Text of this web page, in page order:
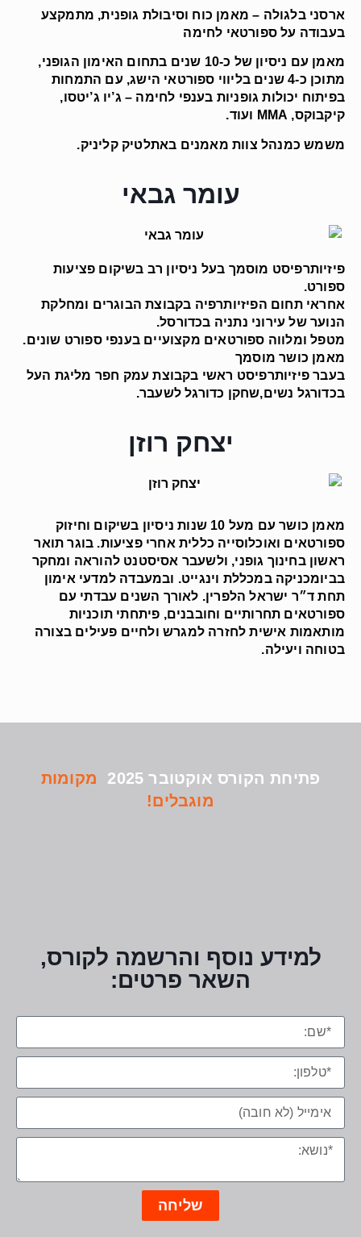
ארסני בלגולה – מאמן כוח וסיבולת גופנית, מתמקצע
בעבודה על ספורטאי לחימה
מאמן עם ניסיון של כ-10 שנים בתחום האימון הגופני,
מתוכן כ-4 שנים בליווי ספורטאי הישג, עם התמחות
בפיתוח יכולות גופניות בענפי לחימה – ג’יו ג’יטסו,
קיקבוקס, MMA ועוד.
משמש כמנהל צוות מאמנים באתלטיק קליניק.
עומר גבאי
פיזיותרפיסט מוסמך בעל ניסיון רב בשיקום פציעות
ספורט.
אחראי תחום הפיזיותרפיה בקבוצת הבוגרים ומחלקת
הנוער של עירוני נתניה בכדורסל.
מטפל ומלווה ספורטאים מקצועיים בענפי ספורט שונים.
מאמן כושר מוסמך
בעבר פיזיותרפיסט ראשי בקבוצת עמק חפר מליגת העל
בכדורגל נשים,שחקן כדורגל לשעבר.
יצחק רוזן
מאמן כושר עם מעל 10 שנות ניסיון בשיקום וחיזוק
ספורטאים ואוכלוסייה כללית אחרי פציעות. בוגר תואר
ראשון בחינוך גופני, ולשעבר אסיסטנט להוראה ומחקר
בביומכניקה במכללת וינגייט. ובמעבדה למדעי אימון
תחת ד״ר ישראל הלפרין. לאורך השנים עבדתי עם
ספורטאים תחרותיים וחובבנים, פיתחתי תוכניות
מותאמות אישית לחזרה למגרש ולחיים פעילים בצורה
בטוחה ויעילה.
פתיחת הקורס אוקטובר 2025
מקומות
מוגבלים!
למידע נוסף והרשמה לקורס,
השאר פרטים:
שליחה